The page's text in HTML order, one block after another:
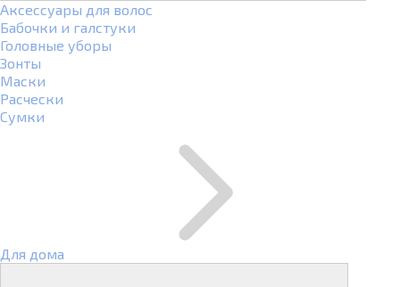
Аксессуары для волос
Бабочки и галстуки
Головные уборы
Зонты
Маски
Расчески
Сумки
Для дома